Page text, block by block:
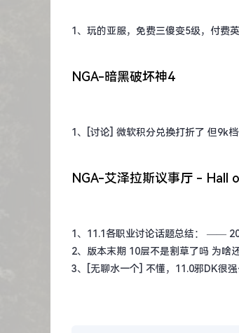
1、 玩的亚服，免费三傻变5级，付费
NGA-暗黑破坏神4
1、 [讨论] 微软积分兑换打折了 但9k
NGA-艾泽拉斯议事厅 - Hall
1、 11.1各职业讨论话题总结：
——
2、 版本末期 10层不是割草了吗 为啥
3、
[无聊水一个] 不懂，11.0邪DK很强